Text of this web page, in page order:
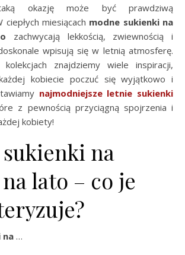
okazję może być prawdziwą
ciepłych miesiącach modne sukienki na
zachwycają lekkością, zwiewnością i
wpisują się w letnią atmosferę.
znajdziemy wiele inspiracji,
kobiecie poczuć się wyjątkowo i
najmodniejsze letnie sukienki
z pewnością przyciągną spojrzenia i
kobiety!
na
lato – co je
na …